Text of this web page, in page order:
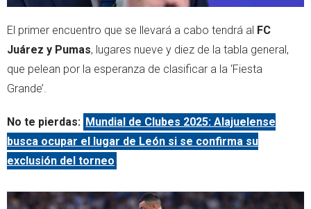
El primer encuentro que se llevará a cabo tendrá al FC
Juárez y Pumas, lugares nueve y diez de la tabla general,
que pelean por la esperanza de clasificar a la ‘Fiesta
Grande’.
No te pierdas: Mundial de Clubes 2025: Alajuelense
busca ocupar el lugar de León si se confirma su
exclusión del torneo